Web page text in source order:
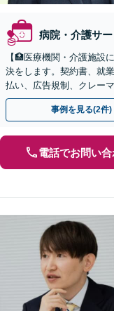
病院・介護サ
【🏥医療機関・介護施
決をします。契約書、就
払い、広告規制、クレー
事故などに対応【顧問契
事例を見る(2件)
電話でお問い合